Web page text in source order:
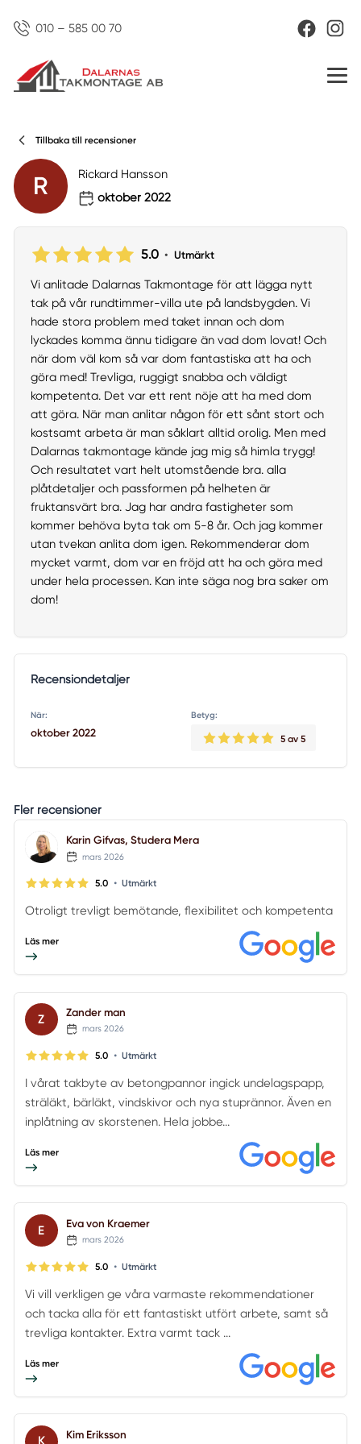
010 – 585 00 70
Tillbaka till recensioner
R
Rickard Hansson
oktober 2022
5.0 • Utmärkt
Vi anlitade Dalarnas Takmontage för att lägga nytt
tak på vår rundtimmer-villa ute på landsbygden. Vi
hade stora problem med taket innan och dom
lyckades komma ännu tidigare än vad dom lovat! Och
när dom väl kom så var dom fantastiska att ha och
göra med! Trevliga, ruggigt snabba och väldigt
kompetenta. Det var ett rent nöje att ha med dom
att göra. När man anlitar någon för ett sånt stort och
kostsamt arbeta är man såklart alltid orolig. Men med
Dalarnas takmontage kände jag mig så himla trygg!
Och resultatet vart helt utomstående bra. alla
plåtdetaljer och passformen på helheten är
fruktansvärt bra. Jag har andra fastigheter som
kommer behöva byta tak om 5-8 år. Och jag kommer
utan tvekan anlita dom igen. Rekommenderar dom
mycket varmt, dom var en fröjd att ha och göra med
under hela processen. Kan inte säga nog bra saker om
dom!
Recensiondetaljer
När:
oktober 2022
Betyg:
5 av 5
Fler recensioner
Karin Gifvas, Studera Mera
mars 2026
5.0 • Utmärkt
Otroligt trevligt bemötande, flexibilitet och kompetenta
Läs mer
Z Zander man
mars 2026
5.0 • Utmärkt
I vårat takbyte av betongpannor ingick undelagspapp,
sträläkt, bärläkt, vindskivor och nya stuprännor. Även en
inplåtning av skorstenen. Hela jobbe...
Läs mer
E Eva von Kraemer
mars 2026
5.0 • Utmärkt
Vi vill verkligen ge våra varmaste rekommendationer
och tacka alla för ett fantastiskt utfört arbete, samt så
trevliga kontakter. Extra varmt tack ...
Läs mer
Kim Eriksson